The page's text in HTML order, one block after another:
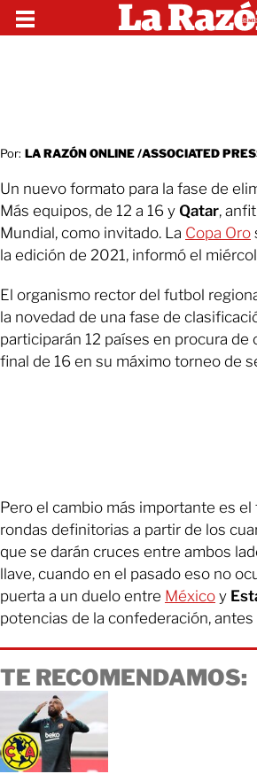
Por: LA RAZÓN ONLINE /ASSOCIATED
Un nuevo formato para la fase de
Más equipos, de 12 a 16 y Qatar,
Mundial, como invitado. La Copa Oro
la edición de 2021, informó el
El organismo rector del futbol
la novedad de una fase de
participarán 12 países en procura de
final de 16 en su máximo torneo de
Pero el cambio más importante es el
rondas definitorias a partir de los
que se darán cruces entre ambos
llave, cuando en el pasado eso no
puerta a un duelo entre México y
potencias de la confederación, antes
TE RECOMENDAMOS: